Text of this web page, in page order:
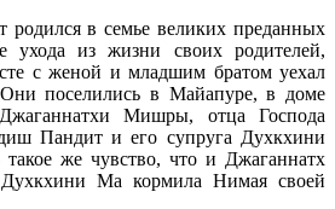
в семье великих преданных
ухода из жизни своих родителей,
с женой и младшим братом уехал
поселились в Майапуре, в доме
Мишры, отца Господа
Пандит и его супруга Духкхини
же чувство, что и Джаганнатх
Ма кормила Нимая своей